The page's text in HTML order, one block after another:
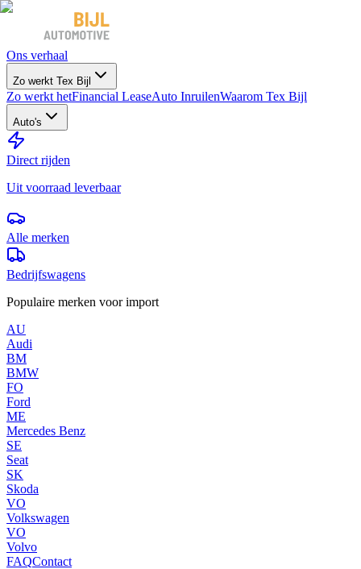
Ons verhaal
Zo werkt Tex Bijl
Zo werkt hetFinancial LeaseAuto InruilenWaarom Tex Bijl
Auto's
Direct rijden
Uit voorraad leverbaar
Alle merken
Bedrijfswagens
Populaire merken voor import
AU
Audi
BM
BMW
FO
Ford
ME
Mercedes Benz
SE
Seat
SK
Skoda
VO
Volkswagen
VO
Volvo
FAQContact